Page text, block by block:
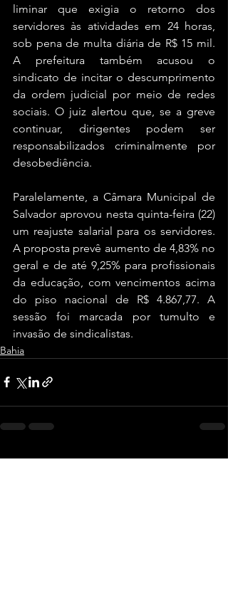
liminar que exigia o retorno dos
servidores às atividades em 24 horas,
sob pena de multa diária de R$ 15 mil.
A prefeitura também acusou o
sindicato de incitar o descumprimento
da ordem judicial por meio de redes
sociais. O juiz alertou que, se a greve
continuar, dirigentes podem ser
responsabilizados criminalmente por
desobediência.
Paralelamente, a Câmara Municipal de
Salvador aprovou nesta quinta-feira (22)
um reajuste salarial para os servidores.
A proposta prevê aumento de 4,83% no
geral e de até 9,25% para profissionais
da educação, com vencimentos acima
do piso nacional de R$ 4.867,77. A
sessão foi marcada por tumulto e
invasão de sindicalistas.
Bahia
Ver tudo